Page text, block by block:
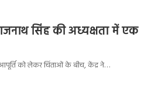
सिंह की अध्यक्षता में एक
को लेकर चिंताओं के बीच, केंद्र ने…